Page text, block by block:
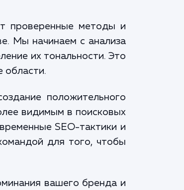
проверенные методы и
Мы начинаем с анализа
их тональности. Это
области.
положительного
видимым в поисковых
SEO-тактики и
для того, чтобы
вашего бренда и